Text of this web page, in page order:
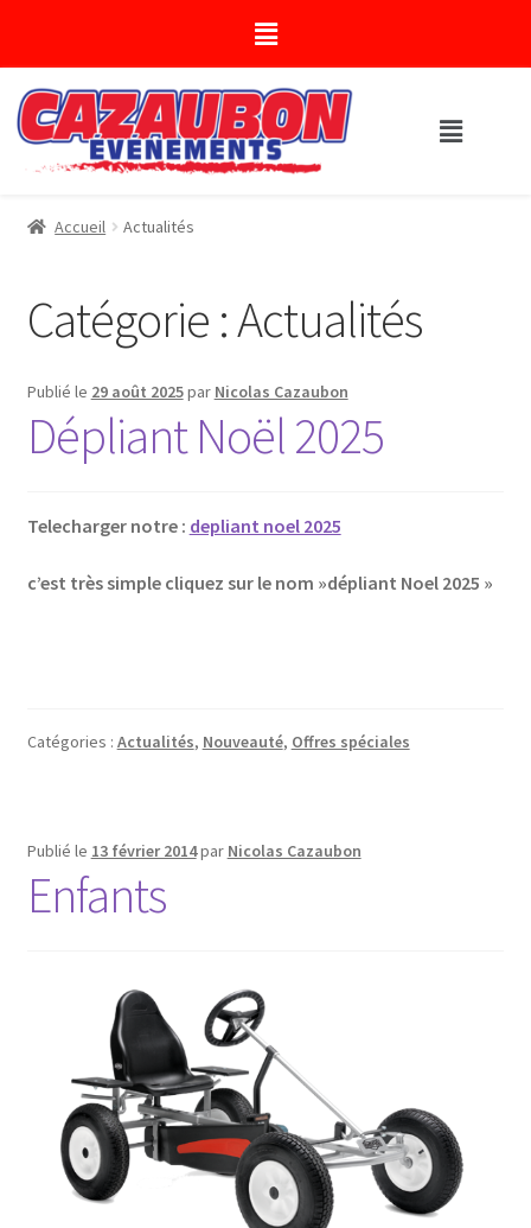
Accueil Actualités
Catégorie :Actualités
Publié le 29 août 2025par Nicolas Cazaubon
Dépliant Noël 2025
Telecharger notre : depliant noel 2025
c’est très simple cliquez sur le nom »dépliant Noel 2025 »
Catégories : Actualités, Nouveauté, Offres spéciales
Publié le 13 février 2014par Nicolas Cazaubon
Enfants